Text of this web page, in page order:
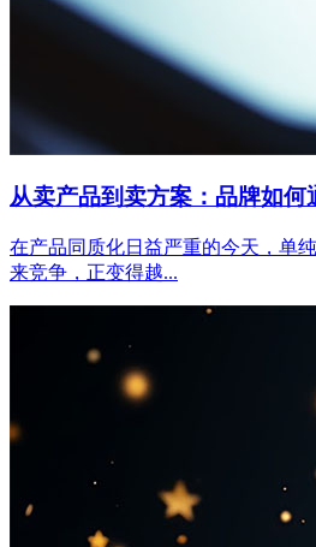
从卖产品到卖方案：品牌如何
在产品同质化日益严重的今天，单
来竞争，正变得越...